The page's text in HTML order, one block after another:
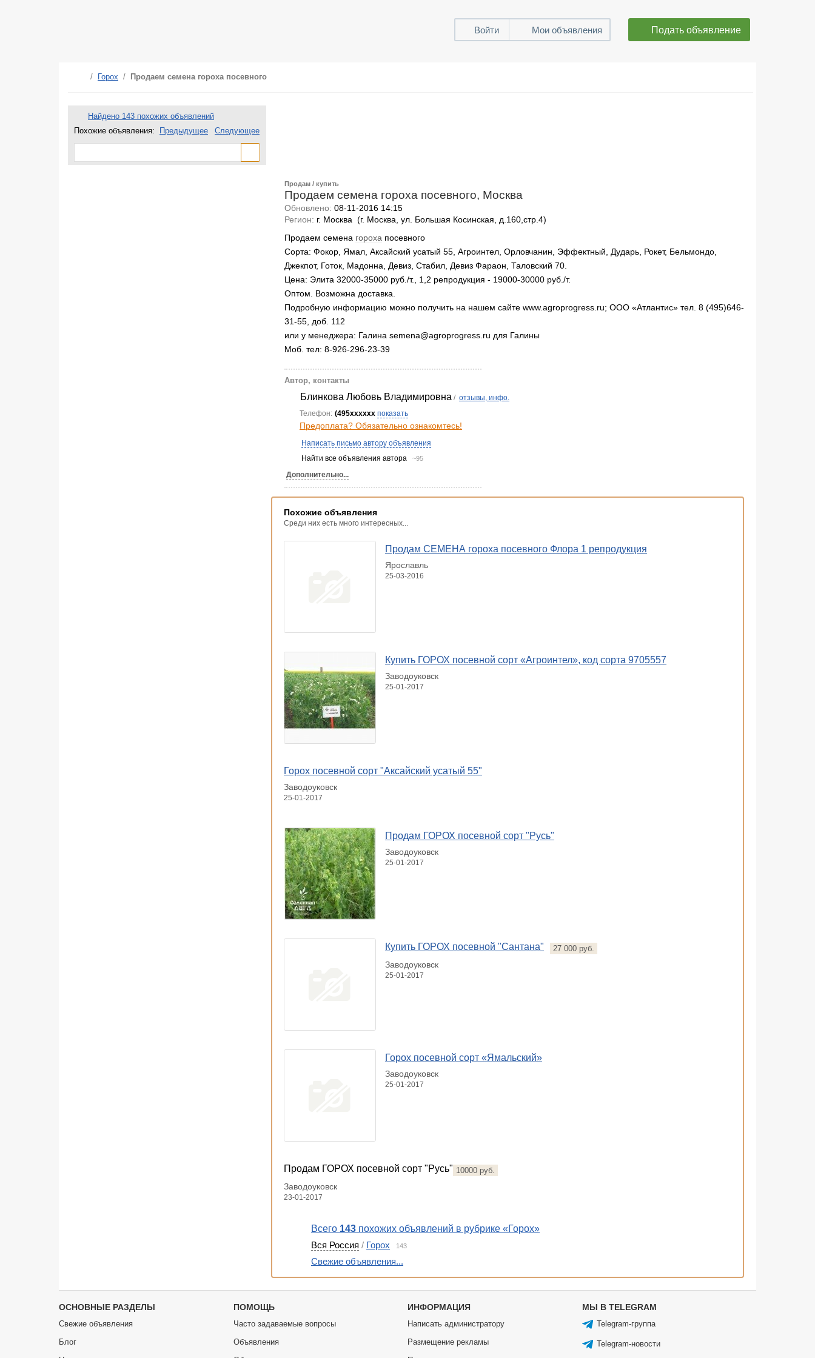
Войти Мои объявления Подать объявление
/ Горох / Продаем семена гороха посевного
Найдено 143 похожих объявлений
Похожие объявления:
Предыдущее Следующее
Продам / купить
Продаем семена гороха посевного, Москва
Обновлено: 08-11-2016 14:15
Регион: г. Москва (г. Москва, ул. Большая Косинская, д.160,стр.4)
Продаем семена гороха посевного
Сорта: Фокор, Ямал, Аксайский усатый 55, Агроинтел, Орловчанин, Эффектный, Дударь, Рокет, Бельмондо,
Джекпот, Готок, Мадонна, Девиз, Стабил, Девиз Фараон, Таловский 70.
Цена: Элита 32000-35000 руб./т., 1,2 репродукция - 19000-30000 руб./т.
Оптом. Возможна доставка.
Подробную информацию можно получить на нашем сайте www.agroprogress.ru; OOO «Атлантис» тел. 8 (495)646-
31-55, доб. 112
или у менеджера: Галина semena@agroprogress.ru для Галины
Моб. тел: 8-926-296-23-39
Автор, контакты
Блинкова Любовь Владимировна / отзывы, инфо.
Телефон: (495xxxxxx показать
Предоплата? Обязательно ознакомтесь!
Написать письмо автору объявления
Найти все объявления автора
~95
Дополнительно...
Похожие объявления
Среди них есть много интересных...
Продам СЕМЕНА гороха посевного Флора 1 репродукция
Ярославль
25-03-2016
Купить ГОРОХ посевной сорт «Агроинтел», код сорта 9705557
Заводоуковск
25-01-2017
Горох посевной сорт "Аксайский усатый 55"
Заводоуковск
25-01-2017
Продам ГОРОХ посевной сорт "Русь"
Заводоуковск
25-01-2017
Купить ГОРОХ посевной "Сантана"
27 000 руб.
Заводоуковск
25-01-2017
Горох посевной сорт «Ямальский»
Заводоуковск
25-01-2017
Продам ГОРОХ посевной сорт "Русь" 10000 руб.
Заводоуковск
23-01-2017
Всего 143 похожих объявлений в рубрике «Горох»
Вся Россия / Горох 143
Свежие объявления...
ОСНОВНЫЕ РАЗДЕЛЫ
Свежие объявления
Блог
ПОМОЩЬ
Часто задаваемые вопросы
Объявления
ИНФОРМАЦИЯ
Написать администратору
Размещение рекламы
МЫ В TELEGRAM
Telegram-группа
Telegram-новости